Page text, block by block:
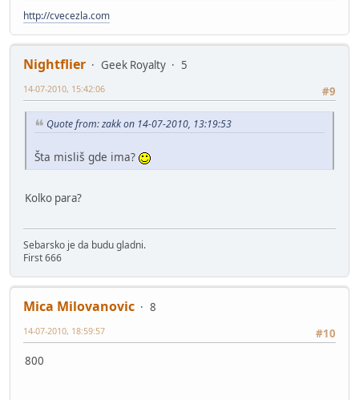
http://cvecezla.com
Nightflier Geek Royalty
5
#9
14-07-2010, 15:42:06
Quote from: zakk on 14-07-2010, 13:19:53
Šta misliš gde ima?
Kolko para?
Sebarsko je da budu gladni.
First 666
Mica Milovanovic
8
#10
14-07-2010, 18:59:57
800